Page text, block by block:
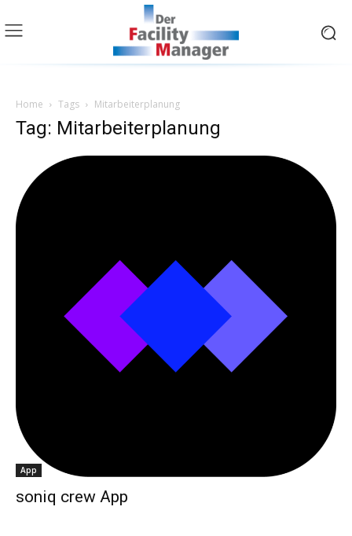
Home Tags Mitarbeiterplanung
Tag: Mitarbeiterplanung
App
soniq crew App